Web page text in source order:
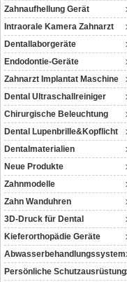
Zahnaufhellung Gerät
Intraorale Kamera Zahnarzt
Dentallaborgeräte
Endodontie-Geräte
Zahnarzt Implantat Maschine
Dental Ultraschallreiniger
Chirurgische Beleuchtung
Dental Lupenbrille&Kopflicht
Dentalmaterialien
Neue Produkte
Zahnmodelle
Zahn Wanduhren
3D-Druck für Dental
Kieferorthopädie Geräte
Abwasserbehandlungssystem
Persönliche Schutzausrüstung